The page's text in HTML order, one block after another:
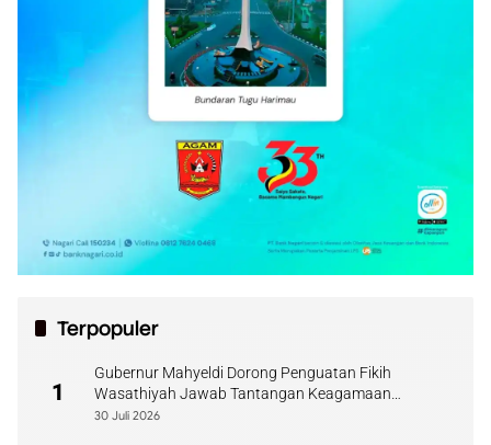
Terpopuler
1
Gubernur Mahyeldi Dorong Penguatan Fikih
Wasathiyah Jawab Tantangan Keagamaan
Kontemporer
30 Juli 2026